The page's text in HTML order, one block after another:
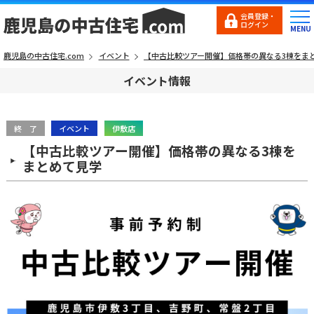
会員登録・
ログイン
鹿児島の中古住宅.com イベント 【中古比較ツアー開催】価格帯の異なる3棟をま
イベント情報
終 了 イベント 伊敷店
【中古比較ツアー開催】価格帯の異なる3棟を
まとめて見学